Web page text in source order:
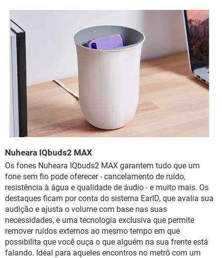
Nuheara IQbuds2 MAX
Os fones Nuheara IQbuds2 MAX garantem tudo que um
fone sem fio pode oferecer - cancelamento de ruído,
resistência à água e qualidade de áudio - e muito mais. Os
destaques ficam por conta do sistema EarID, que avalia sua
audição e ajusta o volume com base nas suas
necessidades, e uma tecnologia exclusiva que permite
remover ruídos externos ao mesmo tempo em que
possibilita que você ouça o que alguém na sua frente está
falando. Ideal para aqueles encontros no metrô com um